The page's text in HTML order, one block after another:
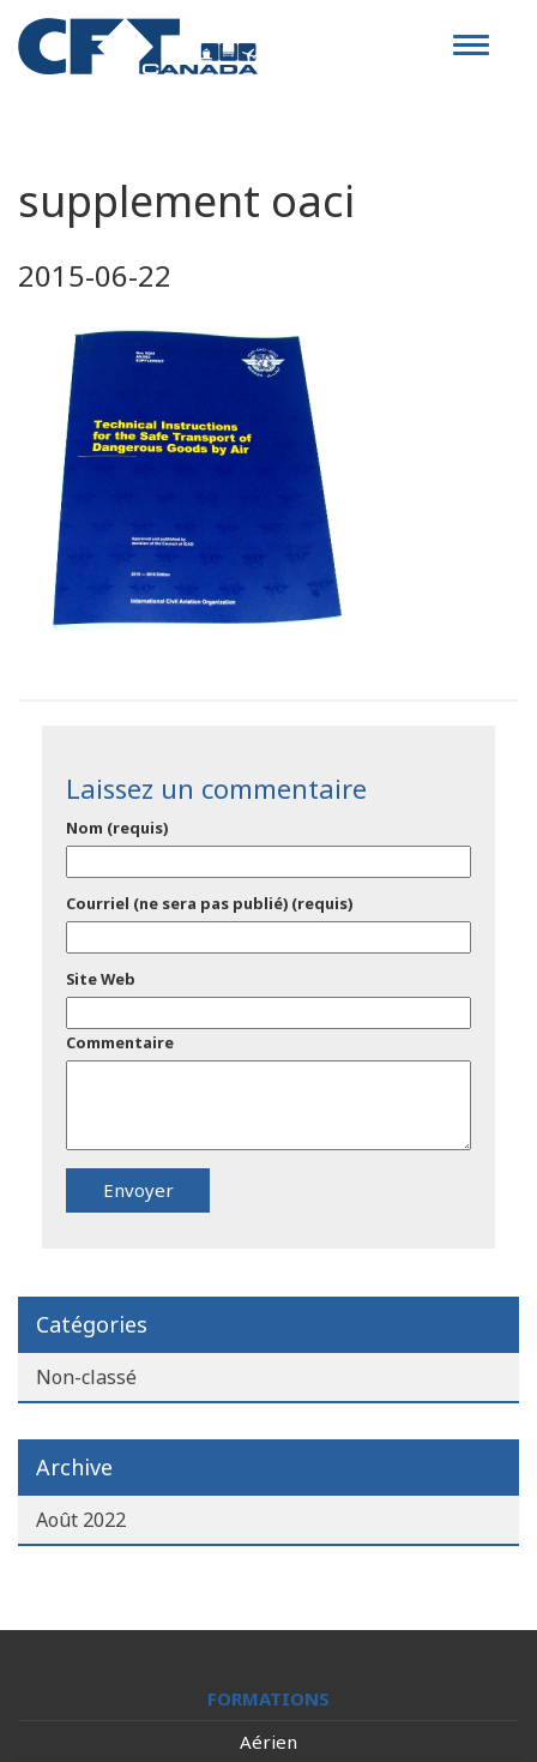
Toggle
supplement oaci
2015-06-22
Laissez un commentaire
Nom (requis)
Courriel (ne sera pas publié) (requis)
Site Web
Commentaire
Catégories
Non-classé
Archive
Août 2022
FORMATIONS
Aérien